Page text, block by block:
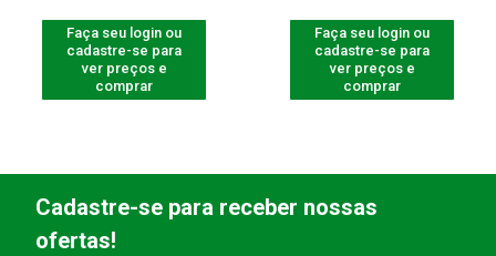
Faça seu login ou
cadastre-se para
ver preços e
comprar
Faça seu login ou
cadastre-se para
ver preços e
comprar
Cadastre-se para receber nossas
ofertas!